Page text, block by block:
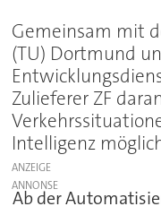
Gemeinsam mit
(TU) Dortmund
Zulieferer ZF
Intelligenz
ANZEIGE
Ab der